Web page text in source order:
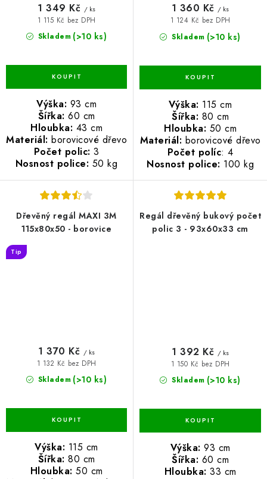
Skladem (>10 ks)
1 115 Kč bez DPH
1 349 Kč / ks
Výška: 93 cm
Šířka: 60 cm
Hloubka: 43 cm
Materiál: borovicové dřevo
Počet polic: 3
Nosnost police: 50 kg
Skladem (>10 ks)
1 124 Kč bez DPH
1 360 Kč / ks
Výška: 115 cm
Šířka: 80 cm
Hloubka: 50 cm
Materiál: borovicové dřevo
Počet políc: 4
Nosnost police: 100 kg
Dřevěný regál MAXI 3M
115x80x50 - borovice
Tip
Skladem (>10 ks)
1 132 Kč bez DPH
1 370 Kč / ks
Výška: 115 cm
Šířka: 80 cm
Hloubka: 50 cm
Regál dřevěný bukový počet
polic 3 - 93x60x33 cm
Skladem (>10 ks)
1 150 Kč bez DPH
1 392 Kč / ks
Výška: 93 cm
Šířka: 60 cm
Hloubka: 33 cm